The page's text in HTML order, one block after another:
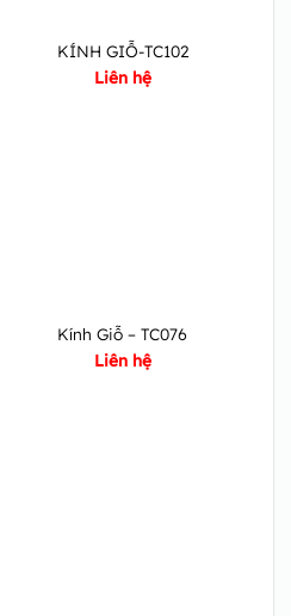
KÍNH GIỖ-TC102
Liên hệ
Kính Giỗ – TC076
Liên hệ